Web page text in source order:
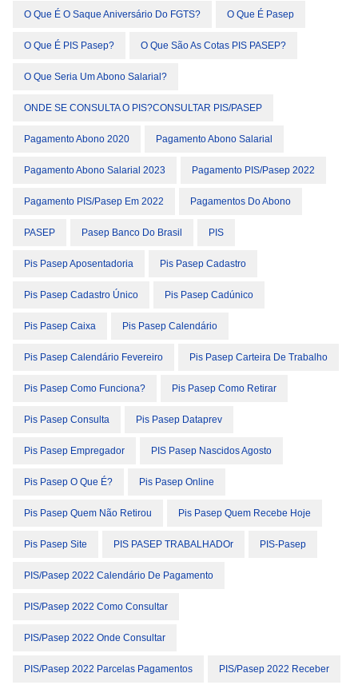
O Que É O Saque Aniversário Do FGTS? O Que É Pasep
O Que É PIS Pasep? O Que São As Cotas PIS PASEP?
O Que Seria Um Abono Salarial?
ONDE SE CONSULTA O PIS?cONSULTAR PIS/PASEP
Pagamento Abono 2020 Pagamento Abono Salarial
Pagamento Abono Salarial 2023 Pagamento PIS/Pasep 2022
Pagamento PIS/Pasep Em 2022 Pagamentos Do Abono
PASEP Pasep Banco Do Brasil PIS
Pis Pasep Aposentadoria Pis Pasep Cadastro
Pis Pasep Cadastro Único Pis Pasep Cadúnico
Pis Pasep Caixa Pis Pasep Calendário
Pis Pasep Calendário Fevereiro Pis Pasep Carteira De Trabalho
Pis Pasep Como Funciona? Pis Pasep Como Retirar
Pis Pasep Consulta Pis Pasep Dataprev
Pis Pasep Empregador PIS Pasep Nascidos Agosto
Pis Pasep O Que É? Pis Pasep Online
Pis Pasep Quem Não Retirou Pis Pasep Quem Recebe Hoje
Pis Pasep Site PIS PASEP TRABALHADOr PIS-Pasep
PIS/Pasep 2022 Calendário De Pagamento
PIS/Pasep 2022 Como Consultar
PIS/Pasep 2022 Onde Consultar
PIS/Pasep 2022 Parcelas Pagamentos PIS/Pasep 2022 Receber